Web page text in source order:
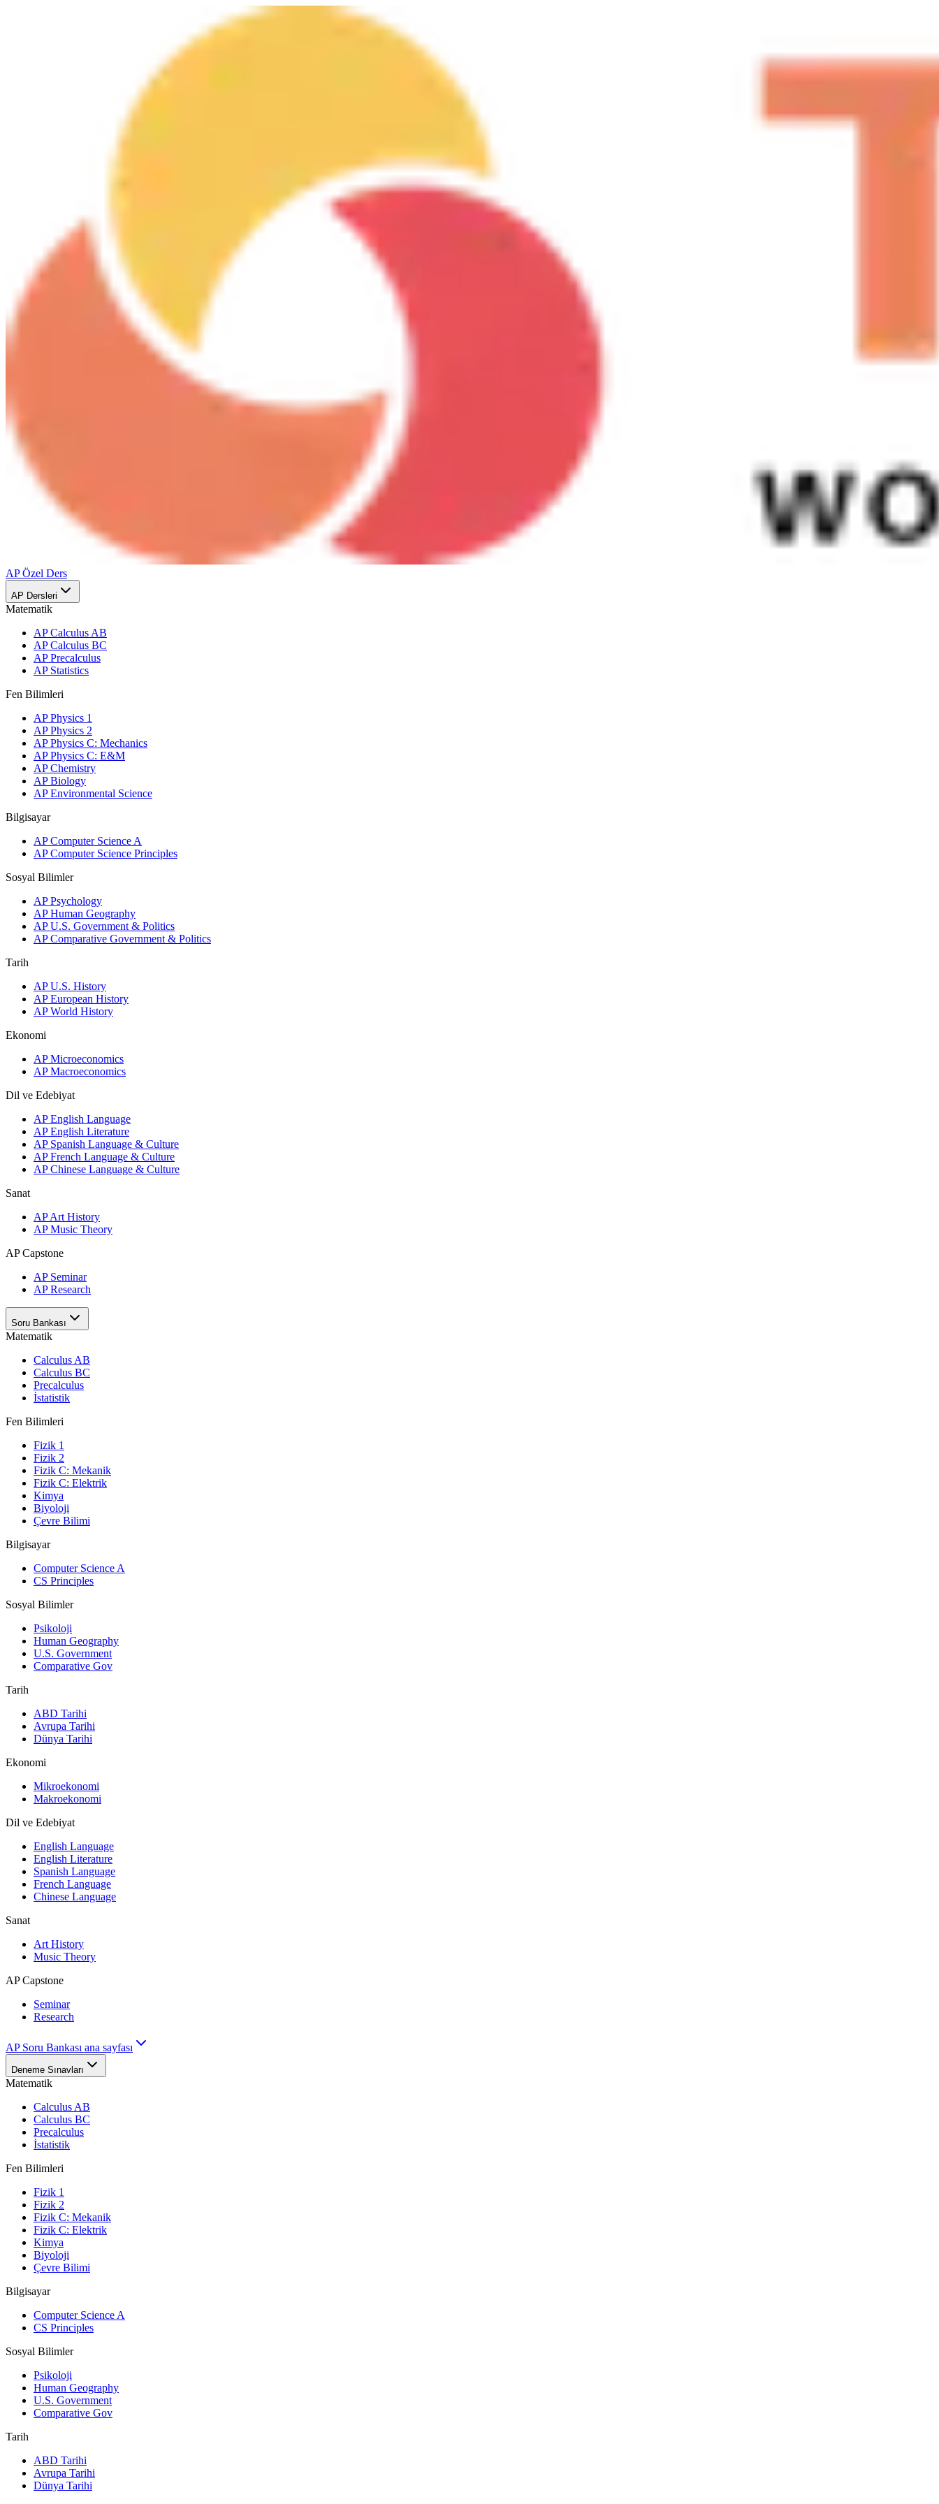
AP Özel Ders
AP Dersleri
Matematik
AP Calculus AB
AP Calculus BC
AP Precalculus
AP Statistics
Fen Bilimleri
AP Physics 1
AP Physics 2
AP Physics C: Mechanics
AP Physics C: E&M
AP Chemistry
AP Biology
AP Environmental Science
Bilgisayar
AP Computer Science A
AP Computer Science Principles
Sosyal Bilimler
AP Psychology
AP Human Geography
AP U.S. Government & Politics
AP Comparative Government & Politics
Tarih
AP U.S. History
AP European History
AP World History
Ekonomi
AP Microeconomics
AP Macroeconomics
Dil ve Edebiyat
AP English Language
AP English Literature
AP Spanish Language & Culture
AP French Language & Culture
AP Chinese Language & Culture
Sanat
AP Art History
AP Music Theory
AP Capstone
AP Seminar
AP Research
Soru Bankası
Matematik
Calculus AB
Calculus BC
Precalculus
İstatistik
Fen Bilimleri
Fizik 1
Fizik 2
Fizik C: Mekanik
Fizik C: Elektrik
Kimya
Biyoloji
Çevre Bilimi
Bilgisayar
Computer Science A
CS Principles
Sosyal Bilimler
Psikoloji
Human Geography
U.S. Government
Comparative Gov
Tarih
ABD Tarihi
Avrupa Tarihi
Dünya Tarihi
Ekonomi
Mikroekonomi
Makroekonomi
Dil ve Edebiyat
English Language
English Literature
Spanish Language
French Language
Chinese Language
Sanat
Art History
Music Theory
AP Capstone
Seminar
Research
AP Soru Bankası ana sayfası
Deneme Sınavları
Matematik
Calculus AB
Calculus BC
Precalculus
İstatistik
Fen Bilimleri
Fizik 1
Fizik 2
Fizik C: Mekanik
Fizik C: Elektrik
Kimya
Biyoloji
Çevre Bilimi
Bilgisayar
Computer Science A
CS Principles
Sosyal Bilimler
Psikoloji
Human Geography
U.S. Government
Comparative Gov
Tarih
ABD Tarihi
Avrupa Tarihi
Dünya Tarihi